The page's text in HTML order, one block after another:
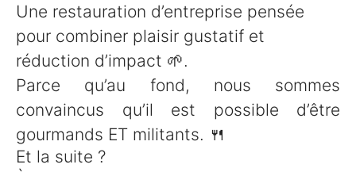
Une restauration d’entreprise pensée
pour combiner plaisir gustatif et
réduction d’impact 🌱.
Parce qu’au fond, nous sommes
convaincus qu’il est possible d’être
gourmands ET militants. 🍴
Et la suite ?